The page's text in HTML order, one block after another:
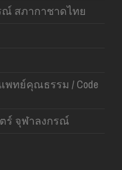
สภากาชาดไทย
พทย์คุณธรรม / Code
ร์ จุฬาลงกรณ์